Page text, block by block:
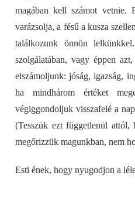
magában kell számot vetnie.
varázsolja, a fésű a kusza
találkozunk önnön
szolgálatában, vagy éppen
elszámoljunk: jóság, igazság,
ha mindhárom értéket
végiggondoljuk visszafelé a
(Tesszük ezt függetlenül
megőrizzük magunkban, nem
Esti ének, hogy nyugodjon a